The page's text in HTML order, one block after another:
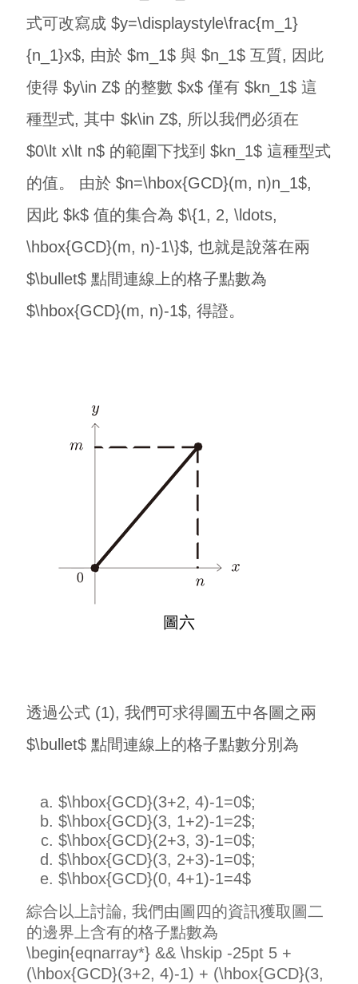
式可改寫成 $y=\displaystyle\frac{m_1}
{n_1}x$, 由於 $m_1$ 與 $n_1$ 互質, 因此
使得 $y\in Z$ 的整數 $x$ 僅有 $kn_1$ 這
種型式, 其中 $k\in Z$, 所以我們必須在
$0\lt x\lt n$ 的範圍下找到 $kn_1$ 這種型式
的值。 由於 $n=\hbox{GCD}(m, n)n_1$,
因此 $k$ 值的集合為 $\{1, 2, \ldots,
\hbox{GCD}(m, n)-1\}$, 也就是說落在兩
$\bullet$ 點間連線上的格子點數為
$\hbox{GCD}(m, n)-1$, 得證。
圖六
透過公式 (1), 我們可求得圖五中各圖之兩
$\bullet$ 點間連線上的格子點數分別為
$\hbox{GCD}(3+2, 4)-1=0$;
$\hbox{GCD}(3, 1+2)-1=2$;
$\hbox{GCD}(2+3, 3)-1=0$;
$\hbox{GCD}(3, 2+3)-1=0$;
$\hbox{GCD}(0, 4+1)-1=4$
綜合以上討論, 我們由圖四的資訊獲取圖二
的邊界上含有的格子點數為
\begin{eqnarray*} && \hskip -25pt 5 +
(\hbox{GCD}(3+2, 4)-1) + (\hbox{GCD}(3,